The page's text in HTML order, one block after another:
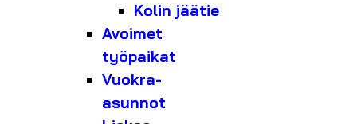
Kolin jäätie
Avoimet
työpaikat
Vuokra-
asunnot